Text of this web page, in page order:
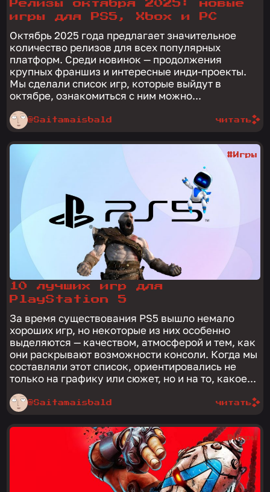
Релизы октября 2025: новые
игры для PS5, Xbox и PC
Октябрь 2025 года предлагает значительное
количество релизов для всех популярных
платформ. Среди новинок — продолжения
крупных франшиз и интересные инди-проекты.
Мы сделали список игр, которые выйдут в
октябре, ознакомиться с ним можно...
@Saitamaisbald читать
10 лучших игр для
PlayStation 5
За время существования PS5 вышло немало
хороших игр, но некоторые из них особенно
выделяются — качеством, атмосферой и тем, как
они раскрывают возможности консоли. Когда мы
составляли этот список, ориентировались не
только на графику или сюжет, но и на то, какое...
@Saitamaisbald
#Игры
читать
#Игры